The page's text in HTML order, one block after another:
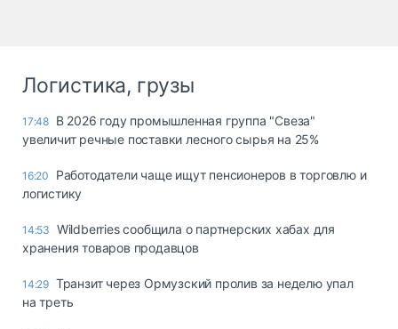
Логистика, грузы
17:48 В 2026 году промышленная группа "Свеза"
увеличит речные поставки лесного сырья на 25%
16:20
Работодатели чаще ищут пенсионеров в торговлю и
логистику
14:53 Wildberries сообщила о партнерских хабах для
хранения товаров продавцов
14:29 Транзит через Ормузский пролив за неделю упал
на треть